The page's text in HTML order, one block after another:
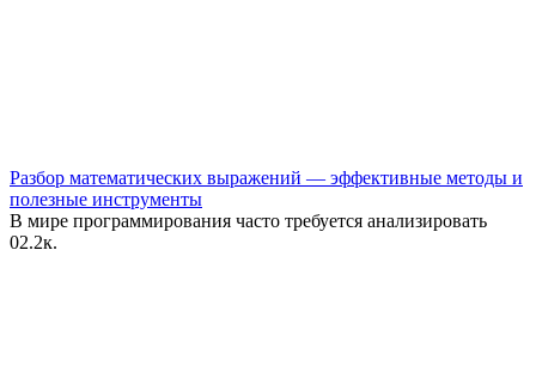
Разбор математических выражений — эффективные методы и
полезные инструменты
В мире программирования часто требуется анализировать
02.2к.